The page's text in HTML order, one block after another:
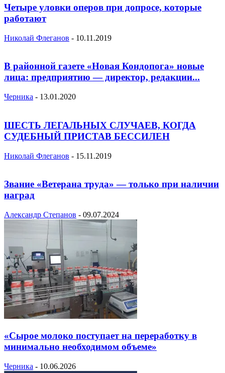
Четыре уловки оперов при допросе, которые
работают
Николай Флеганов - 10.11.2019
В районной газете «Новая Кондопога» новые
лица: предприятию — директор, редакции...
Черника - 13.01.2020
ШЕСТЬ ЛЕГАЛЬНЫХ СЛУЧАЕВ, КОГДА
СУДЕБНЫЙ ПРИСТАВ БЕССИЛЕН
Николай Флеганов - 15.11.2019
Звание «Ветерана труда» — только при наличии
наград
Александр Степанов - 09.07.2024
«Сырое молоко поступает на переработку в
минимально необходимом объеме»
Черника - 10.06.2026